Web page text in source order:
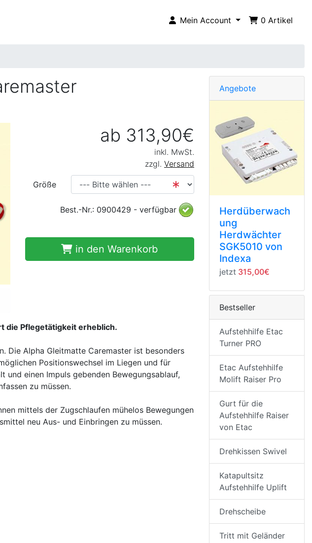
Mein Account 0 Artikel
ab 313,90€
inkl. MwSt.
zzgl. Versand
Größe
Best.-Nr.: 0900429 - verfügbar
in den Warenkorb
die Pflegetätigkeit erheblich.
Die Alpha Gleitmatte Caremaster ist besonders
Positionswechsel im Liegen und für
einen Impuls gebenden Bewegungsablauf,
zu müssen.
mittels der Zugschlaufen mühelos Bewegungen
neu Aus- und Einbringen zu müssen.
Angebote
Herdüberwach
ung
Herdwächter
SGK5010 von
Indexa
jetzt 315,00€
Bestseller
Aufstehhilfe Etac
Turner PRO
Etac Aufstehhilfe
Molift Raiser Pro
Gurt für die
Aufstehhilfe Raiser
von Etac
Drehkissen Swivel
Katapultsitz
Aufstehhilfe Uplift
Drehscheibe
Tritt mit Geländer